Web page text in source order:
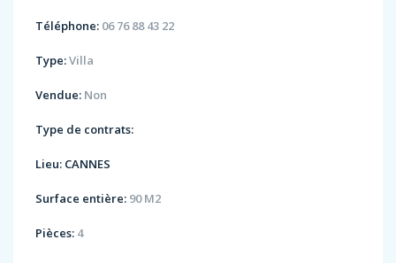
Téléphone: 06 76 88 43 22
Type:Villa
Vendue: Non
Type de contrats:
Lieu: CANNES
Surface entière: 90 M2
Pièces: 4